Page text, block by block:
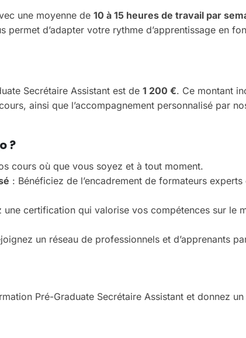
une moyenne de 10 à 15 heures de travail par
d’adapter votre rythme d’apprentissage en
Secrétaire Assistant est de 1 200 €. Ce montant
ainsi que l’accompagnement personnalisé par
?
cours où que vous soyez et à tout moment.
: Bénéficiez de l’encadrement de formateurs experts
une certification qui valorise vos compétences sur le
un réseau de professionnels et d’apprenants
Pré-Graduate Secrétaire Assistant et donnez